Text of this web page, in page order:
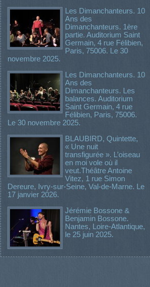
Les Dimanchanteurs. 10
Ans des
Dimanchanteurs. 1ère
partie. Auditorium Saint
Germain, 4 rue Félibien,
Paris, 75006. Le 30
novembre 2025.
Les Dimanchanteurs. 10
Ans des
Dimanchanteurs. Les
balances. Auditorium
Saint Germain, 4 rue
Félibien, Paris, 75006.
Le 30 novembre 2025.
BLAUBIRD, Quintette,
« Une nuit
transfigurée ». L’oiseau
en moi vole où il
veut.Théâtre Antoine
Vitez, 1 rue Simon
Dereure, Ivry-sur-Seine, Val-de-Marne. Le
17 janvier 2026.
Jérémie Bossone &
Benjamin Bossone.
Nantes, Loire-Atlantique,
le 25 juin 2025.